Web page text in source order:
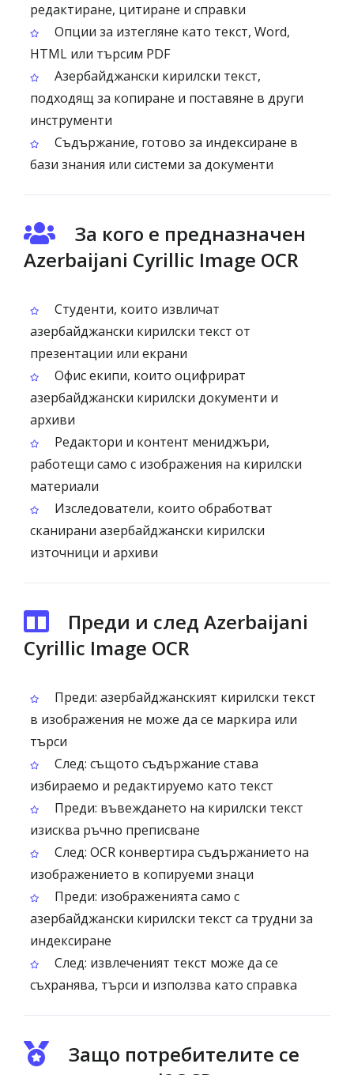
редактиране, цитиране и справки
Опции за изтегляне като текст, Word,
HTML или търсим PDF
Азербайджански кирилски текст,
подходящ за копиране и поставяне в други
инструменти
Съдържание, готово за индексиране в
бази знания или системи за документи
За кого е предназначен
Azerbaijani Cyrillic Image OCR
Студенти, които извличат
азербайджански кирилски текст от
презентации или екрани
Офис екипи, които оцифрират
азербайджански кирилски документи и
архиви
Редактори и контент мениджъри,
работещи само с изображения на кирилски
материали
Изследователи, които обработват
сканирани азербайджански кирилски
източници и архиви
Преди и след Azerbaijani
Cyrillic Image OCR
Преди: азербайджанският кирилски текст
в изображения не може да се маркира или
търси
След: същото съдържание става
избираемо и редактируемо като текст
Преди: въвеждането на кирилски текст
изисква ръчно преписване
След: OCR конвертира съдържанието на
изображението в копируеми знаци
Преди: изображенията само с
азербайджански кирилски текст са трудни за
индексиране
След: извлеченият текст може да се
съхранява, търси и използва като справка
Защо потребителите се